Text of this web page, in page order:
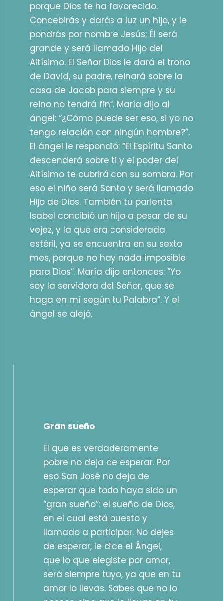
porque Dios te ha favorecido.
Concebirás y darás a luz un hijo, y le
pondrás por nombre Jesús; Él será
grande y será llamado Hijo del
Altísimo. El Señor Dios le dará el trono
de David, su padre, reinará sobre la
casa de Jacob para siempre y su
reino no tendrá fin”. María dijo al
ángel: “¿Cómo puede ser eso, si yo no
tengo relación con ningún hombre?”.
El ángel le respondió: “El Espíritu Santo
descenderá sobre ti y el poder del
Altísimo te cubrirá con su sombra. Por
eso el niño será Santo y será llamado
Hijo de Dios. También tu parienta
Isabel concibió un hijo a pesar de su
vejez, y la que era considerada
estéril, ya se encuentra en su sexto
mes, porque no hay nada imposible
para Dios”. María dijo entonces: “Yo
soy la servidora del Señor, que se
haga en mí según tu Palabra”. Y el
ángel se alejó.
Gran sueño
El que es verdaderamente
pobre no deja de esperar. Por
eso San José no deja de
esperar que todo haya sido un
“gran sueño”: el sueño de Dios,
en el cual está puesto y
llamado a participar. No dejes
de esperar, le dice el Ángel,
que lo que elegiste por amor,
será siempre tuyo, ya que en tu
amor lo llevas. Sabes que no lo